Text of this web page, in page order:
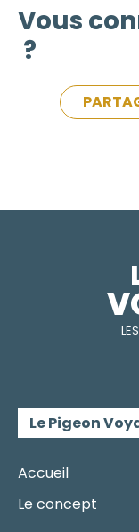
Vous
?
Le Pigeon
Accueil
Le concept